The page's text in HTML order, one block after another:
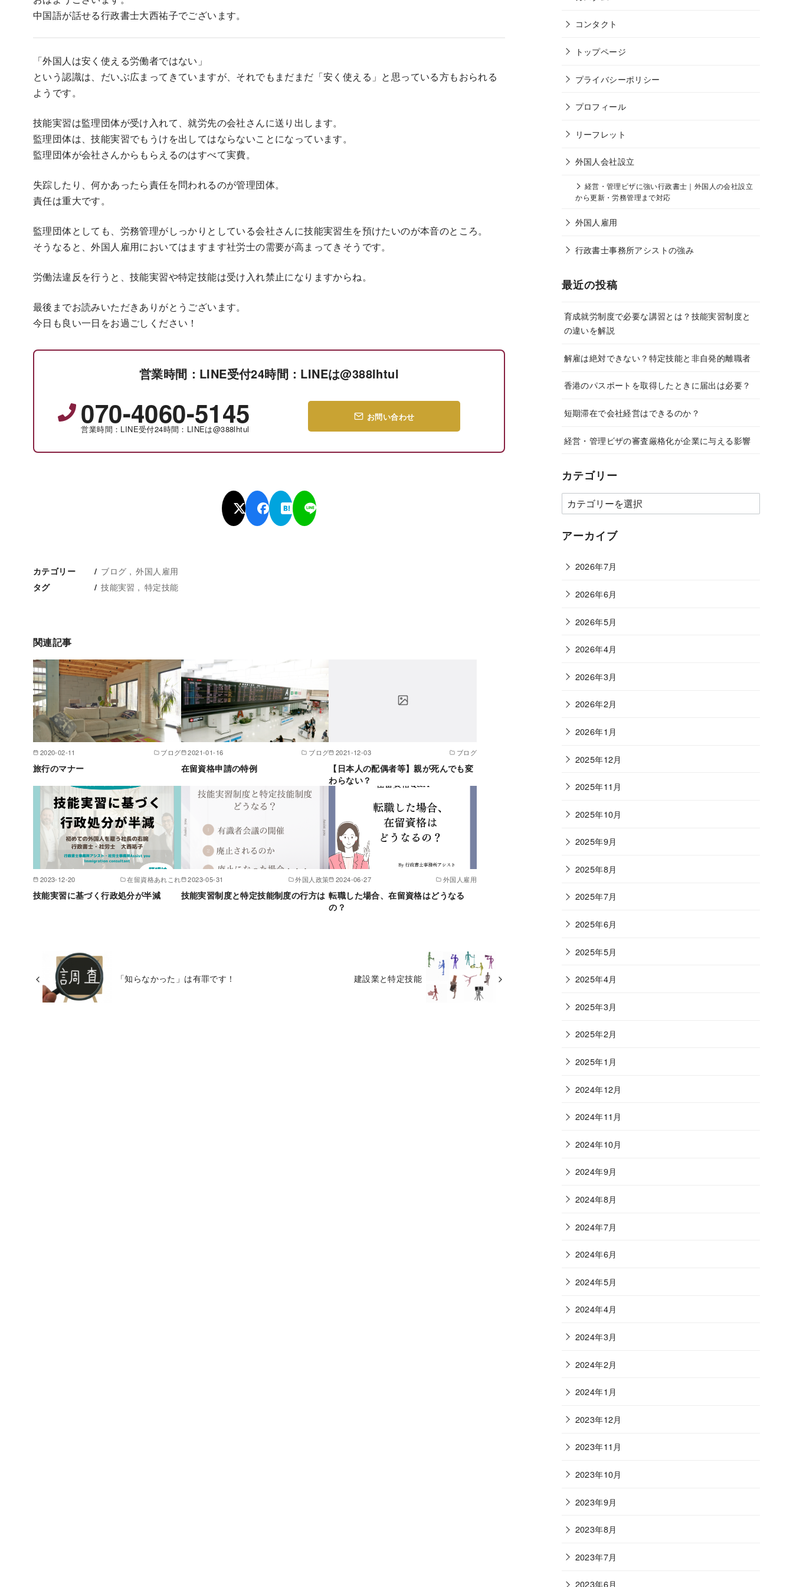
中国語が話せる行政書士大西祐子でございます。
「外国人は安く使える労働者ではない」
という認識は、だいぶ広まってきていますが、それでもまだまだ「安く使える」と思っている方もおられる
ようです。
技能実習は監理団体が受け入れて、就労先の会社さんに送り出します。
監理団体は、技能実習でもうけを出してはならないことになっています。
監理団体が会社さんからもらえるのはすべて実費。
失踪したり、何かあったら責任を問われるのが管理団体。
責任は重大です。
監理団体としても、労務管理がしっかりとしている会社さんに技能実習生を預けたいのが本音のところ。
そうなると、外国人雇用においてはますます社労士の需要が高まってきそうです。
労働法違反を行うと、技能実習や特定技能は受け入れ禁止になりますからね。
最後までお読みいただきありがとうございます。
今日も良い一日をお過ごしください！
営業時間：LINE受付24時間：LINEは@388lhtul
070-4060-5145
営業時間：LINE受付24時間：LINEは@388lhtul
お問い合わせ
カテゴリー ブログ 外国人雇用
タグ 技能実習 特定技能
関連記事
2020-02-11 ブログ
旅行のマナー
2021-01-16 ブログ
在留資格申請の特例
2021-12-03 ブログ
【日本人の配偶者等】親が死んでも変
わらない？
2023-12-20 在留資格あれこれ
技能実習に基づく行政処分が半減
2023-05-31 外国人政策
技能実習制度と特定技能制度の行方は
2024-06-27 外国人雇用
転職した場合、在留資格はどうなる
の？
「知らなかった」は有罪です！ 建設業と特定技能
コンタクト
トップページ
プライバシーポリシー
プロフィール
リーフレット
外国人会社設立
経営・管理ビザに強い行政書士｜外国人の会社設立
から更新・労務管理まで対応
外国人雇用
行政書士事務所アシストの強み
最近の投稿
育成就労制度で必要な講習とは？技能実習制度と
の違いを解説
解雇は絶対できない？特定技能と非自発的離職者
香港のパスポートを取得したときに届出は必要？
短期滞在で会社経営はできるのか？
経営・管理ビザの審査厳格化が企業に与える影響
カテゴリー
カ
テ
ゴ
ー
アーカイブ
2026年7月
2026年6月
2026年5月
2026年4月
2026年3月
2026年2月
2026年1月
2025年12月
2025年11月
2025年10月
2025年9月
2025年8月
2025年7月
2025年6月
2025年5月
2025年4月
2025年3月
2025年2月
2025年1月
2024年12月
2024年11月
2024年10月
2024年9月
2024年8月
2024年7月
2024年6月
2024年5月
2024年4月
2024年3月
2024年2月
2024年1月
2023年12月
2023年11月
2023年10月
2023年9月
2023年8月
2023年7月
2023年6月